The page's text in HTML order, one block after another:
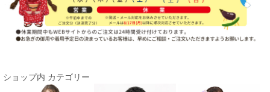
ショップ内 カテゴリー